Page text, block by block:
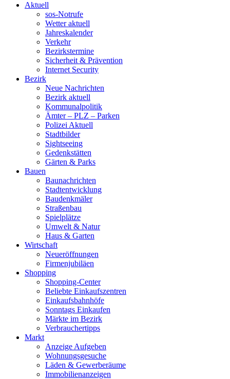
Aktuell
sos-Notrufe
Wetter aktuell
Jahreskalender
Verkehr
Bezirkstermine
Sicherheit & Prävention
Internet Security
Bezirk
Neue Nachrichten
Bezirk aktuell
Kommunalpolitik
Ämter – PLZ – Parken
Polizei Aktuell
Stadtbilder
Sightseeing
Gedenkstätten
Gärten & Parks
Bauen
Baunachrichten
Stadtentwicklung
Baudenkmäler
Straßenbau
Spielplätze
Umwelt & Natur
Haus & Garten
Wirtschaft
Neueröffnungen
Firmenjubiläen
Shopping
Shopping-Center
Beliebte Einkaufszentren
Einkaufsbahnhöfe
Sonntags Einkaufen
Märkte im Bezirk
Verbrauchertipps
Markt
Anzeige Aufgeben
Wohnungsgesuche
Läden & Gewerberäume
Immobilienanzeigen